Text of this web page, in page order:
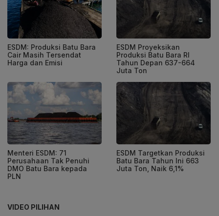
ESDM: Produksi Batu Bara
Cair Masih Tersendat
Harga dan Emisi
ESDM Proyeksikan
Produksi Batu Bara RI
Tahun Depan 637-664
Juta Ton
Menteri ESDM: 71
Perusahaan Tak Penuhi
DMO Batu Bara kepada
PLN
ESDM Targetkan Produksi
Batu Bara Tahun Ini 663
Juta Ton, Naik 6,1%
VIDEO PILIHAN